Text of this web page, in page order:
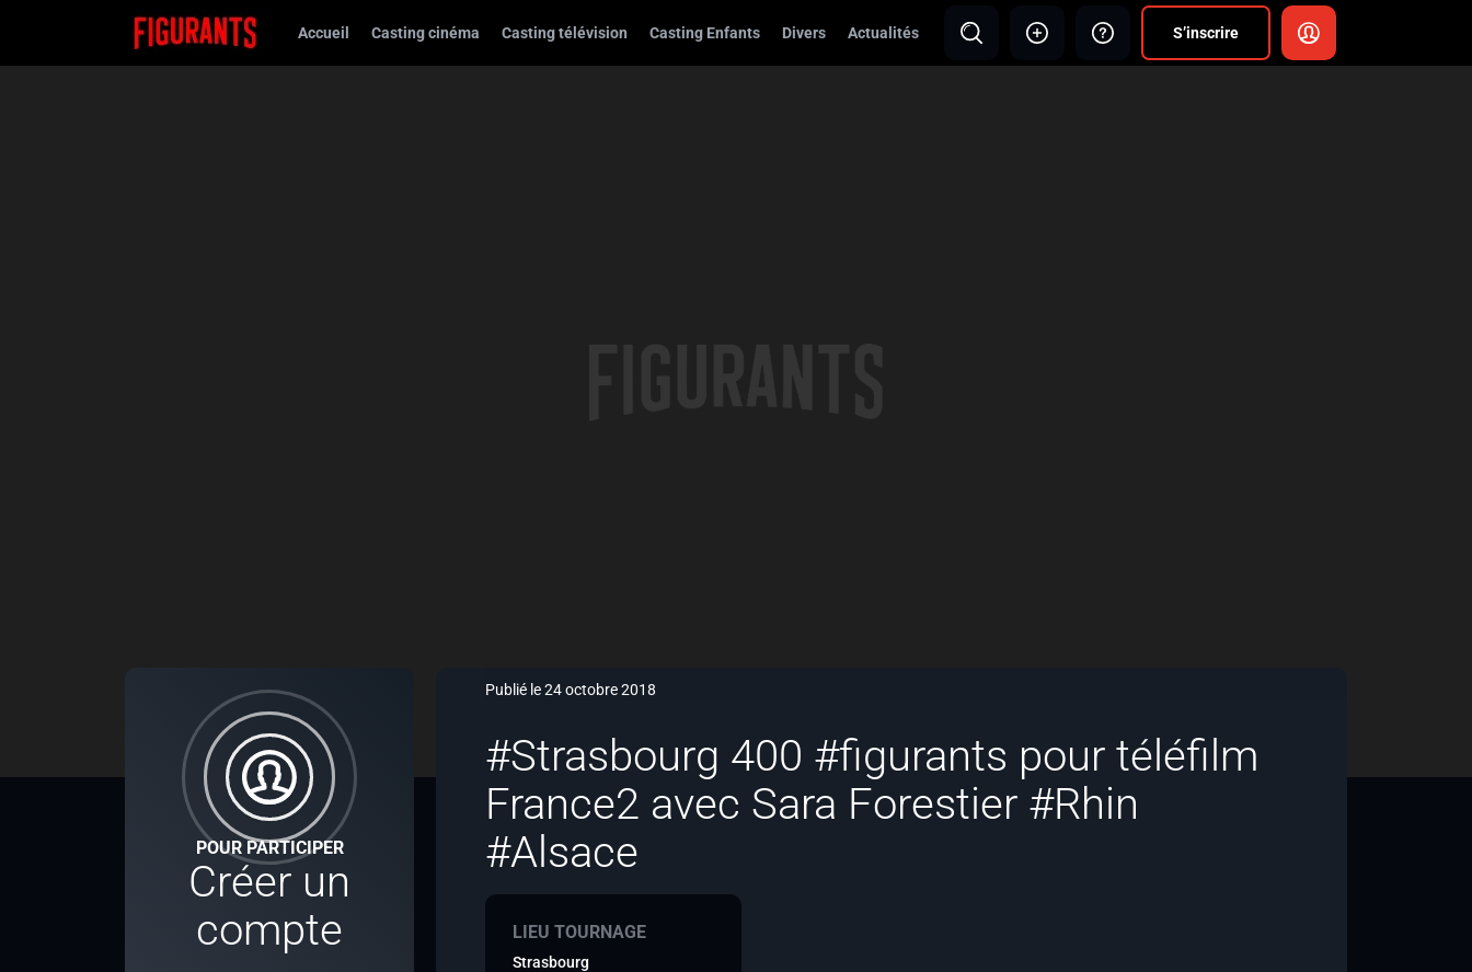
Accueil Casting cinéma Casting télévision Casting Enfants Divers Actualités S’inscrire
POUR PARTICIPER
Créer un
compte
Publié le 24 octobre 2018
#Strasbourg 400 #figurants pour téléfilm
France2 avec Sara Forestier #Rhin
#Alsace
LIEU TOURNAGE
Strasbourg